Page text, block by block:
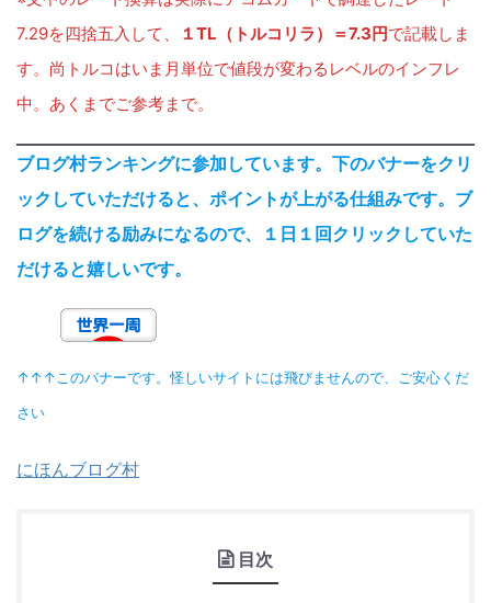
7.29を四捨五入して、
１TL（トルコリラ）＝7.3円で記載しま
す。尚トルコはいま月単位で値段が変わるレベルのインフレ
中。あくまでご参考まで。
ブログ村ランキングに参加しています。下のバナーをクリ
ックしていただけると、ポイントが上がる仕組みです。ブ
ログを続ける励みになるので、１日１回クリックしていた
だけると嬉しいです。
↑↑↑このバナーです。怪しいサイトには飛びませんので、ご安心くだ
さい
にほんブログ村
目次